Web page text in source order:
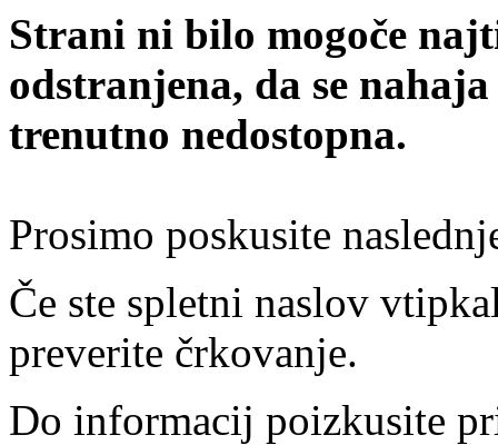
Strani ni bilo mogoče
odstranjena, da se
trenutno nedostopna.
Prosimo poskusite
Če ste spletni naslov
preverite črkovanje.
Do informacij poizkusite